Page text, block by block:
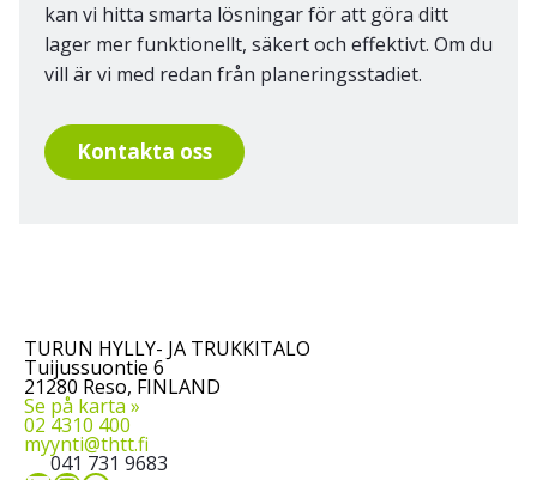
kan vi hitta smarta lösningar för att göra ditt
lager mer funktionellt, säkert och effektivt. Om du
vill är vi med redan från planeringsstadiet.
Kontakta oss
TURUN HYLLY- JA TRUKKITALO
Tuijussuontie 6
21280 Reso, FINLAND
Se på karta »
02 4310 400
myynti@thtt.fi
041 731 9683